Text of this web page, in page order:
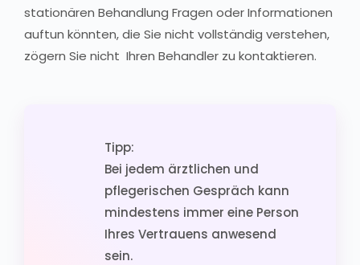
stationären Behandlung Fragen oder Informationen
auftun könnten, die Sie nicht vollständig verstehen,
zögern Sie nicht Ihren Behandler zu kontaktieren.
Tipp:
Bei jedem ärztlichen und
pflegerischen Gespräch kann
mindestens immer eine Person
Ihres Vertrauens anwesend
sein.